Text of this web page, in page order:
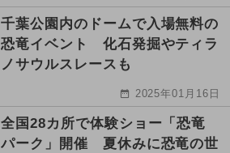
千葉公園内のドームで入場無料の
恐竜イベント 化石発掘やティラ
ノサウルスレースも
2025年01月16日
全国28カ所で体験ショー「恐竜
パーク」開催 夏休みに恐竜の世